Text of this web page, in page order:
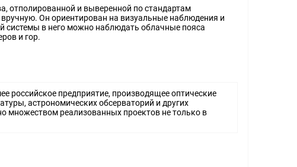
отполированной и выверенной по стандартам
Он ориентирован на визуальные наблюдения и
системы в него можно наблюдать облачные пояса
и гор.
российское предприятие, производящее оптические
астрономических обсерваторий и других
множеством реализованных проектов не только в